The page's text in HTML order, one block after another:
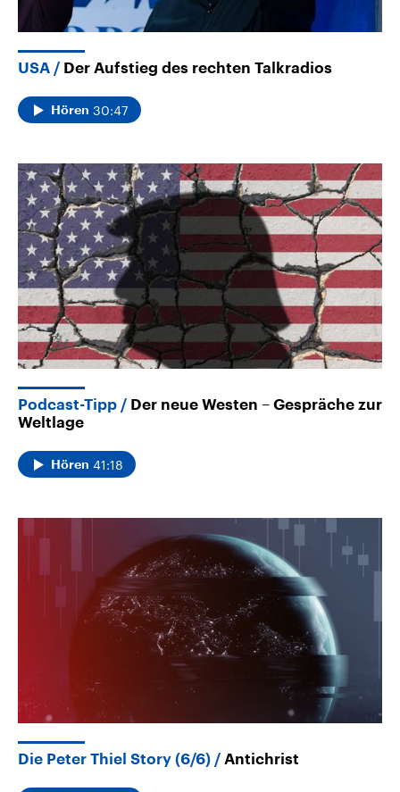
USA Der Aufstieg des rechten Talkradios
Hören 30:47
Podcast-Tipp
Der neue Westen – Gespräche zur
Weltlage
Hören 41:18
Die Peter Thiel Story (6/6) Antichrist